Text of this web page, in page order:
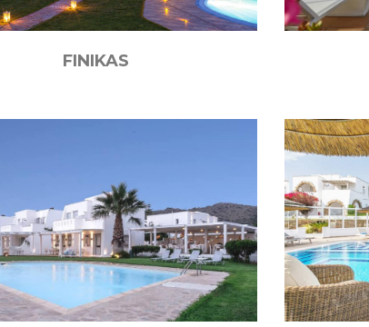
FINIKAS